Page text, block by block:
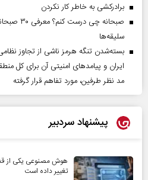
برادرکشی به خاطر کار نکردن
صبحانه
سلیقه‌ها
بسته‌شدن تنگه هرمز ناشی از تجاوز
ایران و پیامد‌های امنیتی آن برای کل
مد نظر طرفین، مورد تفاهم قرار گرفته
پیشنهاد سردبیر
هوش مصنوعی یکی از
تغییر داده است